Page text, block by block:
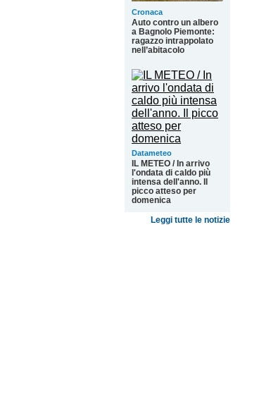
Cronaca
Auto contro un albero
a Bagnolo Piemonte:
ragazzo intrappolato
nell’abitacolo
Datameteo
IL METEO / In arrivo
l'ondata di caldo più
intensa dell'anno. Il
picco atteso per
domenica
Leggi tutte le notizie